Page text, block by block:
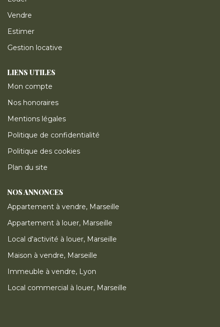
Vendre
Estimer
Gestion locative
LIENS UTILES
Mon compte
Nos honoraires
Mentions légales
Politique de confidentialité
Politique des cookies
Plan du site
NOS ANNONCES
Appartement à vendre, Marseille
Appartement à louer, Marseille
Local d'activité à louer, Marseille
Maison à vendre, Marseille
Immeuble à vendre, Lyon
Local commercial à louer, Marseille